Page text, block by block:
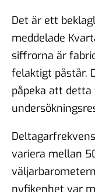
Det är ett
meddelade
siffrorna är
felaktigt påstår.
påpeka att
variera mellan
nyfikenhet var